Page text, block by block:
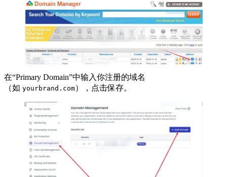
在“Primary Domain”中输入你注册的域名
（如 yourbrand.com），点击保存。